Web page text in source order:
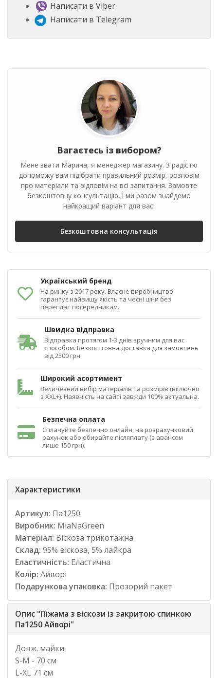
Написати в Viber
Написати в Telegram
Вагаєтесь із вибором?
Мене звати Марина, я менеджер магазину. З радістю
допоможу вам підібрати правильний розмір, розповім
про матеріали та відповім на всі запитання. Замовте
безкоштовну консультацію, і ми разом знайдемо
найкращий варіант для вас!
Безкоштовна консультація
Український бренд
На ринку з 2017 року. Власне виробництво
гарантує найвищу якість та чесні ціни без
переплат посередникам.
Швидка відправка
Відправка протягом 1-3 днів зручним для вас
способом. Безкоштовна доставка для замовлень
від 2500 грн.
Широкий асортимент
Величезний вибір матеріалів та розмірів (включно
з XXL+). Наявність на сайті завжди 100% актуальна.
Безпечна оплата
Сплачуйте безпечно онлайн, на розрахунковий
рахунок або обирайте післяплату (з авансом
лише 150 грн).
Характеристики
Артикул: Па1250
Виробник: MiaNaGreen
Матеріал: Віскоза трикотажна
Склад: 95% віскоза, 5% лайкра
Еластичність: Еластична
Колір: Айворі
Подарункова упаковка: Прозорий пакет
Опис "Піжама з віскози із закритою спинкою
Па1250 Айворі"
Довж. майки:
S-M - 70 см
L-XL 71 см